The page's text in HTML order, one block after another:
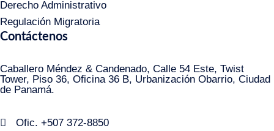
Derecho Administrativo
Regulación Migratoria
Contáctenos
Caballero Méndez & Candenado, Calle 54 Este, Twist
Tower, Piso 36, Oficina 36 B, Urbanización Obarrio, Ciudad
de Panamá.
Ofic. +507 372-8850